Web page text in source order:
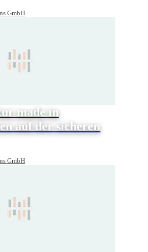
GmbH
made in
auf der sicheren
GmbH